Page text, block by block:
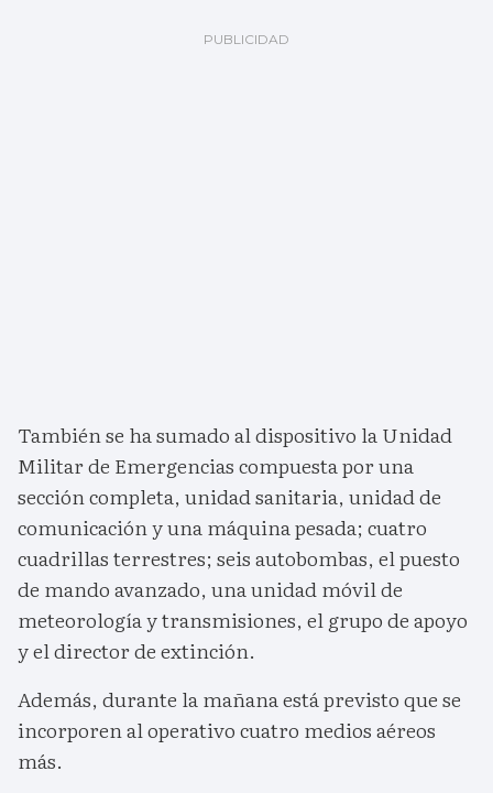
También se ha sumado al dispositivo la Unidad
Militar de Emergencias compuesta por una
sección completa, unidad sanitaria, unidad de
comunicación y una máquina pesada; cuatro
cuadrillas terrestres; seis autobombas, el puesto
de mando avanzado, una unidad móvil de
meteorología y transmisiones, el grupo de apoyo
y el director de extinción.
Además, durante la mañana está previsto que se
incorporen al operativo cuatro medios aéreos
más.